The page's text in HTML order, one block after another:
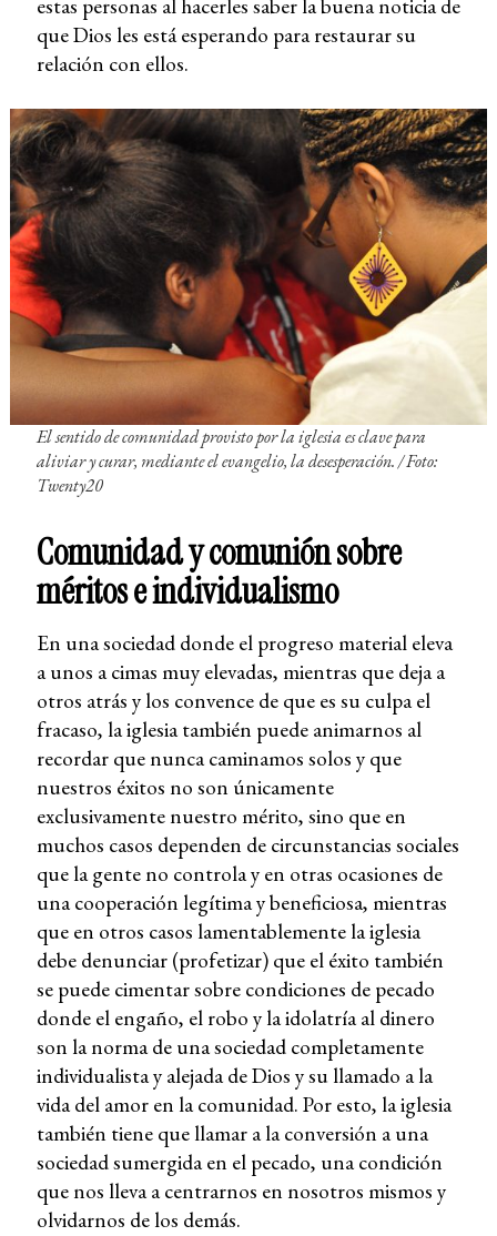
estas personas al hacerles saber la buena noticia de
que Dios les está esperando para restaurar su
relación con ellos.
El sentido de comunidad provisto por la iglesia es clave para
aliviar y curar, mediante el evangelio, la desesperación./ Foto:
Twenty20
Comunidad y comunión sobre
méritos e individualismo
En una sociedad donde el progreso material eleva
a unos a cimas muy elevadas, mientras que deja a
otros atrás y los convence de que es su culpa el
fracaso, la iglesia también puede animarnos al
recordar que nunca caminamos solos y que
nuestros éxitos no son únicamente
exclusivamente nuestro mérito, sino que en
muchos casos dependen de circunstancias sociales
que la gente no controla y en otras ocasiones de
una cooperación legítima y beneficiosa, mientras
que en otros casos lamentablemente la iglesia
debe denunciar (profetizar) que el éxito también
se puede cimentar sobre condiciones de pecado
donde el engaño, el robo y la idolatría al dinero
son la norma de una sociedad completamente
individualista y alejada de Dios y su llamado a la
vida del amor en la comunidad. Por esto, la iglesia
también tiene que llamar a la conversión a una
sociedad sumergida en el pecado, una condición
que nos lleva a centrarnos en nosotros mismos y
olvidarnos de los demás.